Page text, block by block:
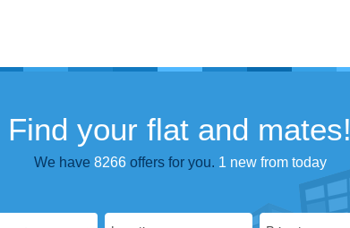
Find your flat and mates!
We have 8266offers for you. 1 new from today